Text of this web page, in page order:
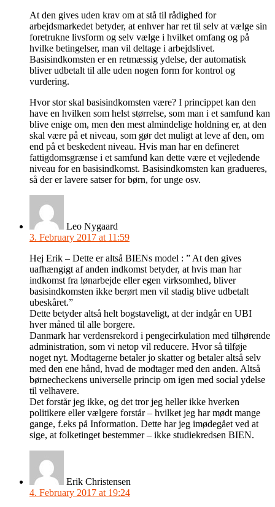
At den gives uden krav om at stå til rådighed for
arbejdsmarkedet betyder, at enhver har ret til selv at vælge sin
foretrukne livsform og selv vælge i hvilket omfang og på
hvilke betingelser, man vil deltage i arbejdslivet.
Basisindkomsten er en retmæssig ydelse, der automatisk
bliver udbetalt til alle uden nogen form for kontrol og
vurdering.
Hvor stor skal basisindkomsten være? I princippet kan den
have en hvilken som helst størrelse, som man i et samfund kan
blive enige om, men den mest almindelige holdning er, at den
skal være på et niveau, som gør det muligt at leve af den, om
end på et beskedent niveau. Hvis man har en defineret
fattigdomsgrænse i et samfund kan dette være et vejledende
niveau for en basisindkomst. Basisindkomsten kan gradueres,
så der er lavere satser for børn, for unge osv.
Leo Nygaard
3. February 2017 at 11:59
Hej Erik – Dette er altså BIENs model : ” At den gives
uafhængigt af anden indkomst betyder, at hvis man har
indkomst fra lønarbejde eller egen virksomhed, bliver
basisindkomsten ikke berørt men vil stadig blive udbetalt
ubeskåret.”
Dette betyder altså helt bogstaveligt, at der indgår en UBI
hver måned til alle borgere.
Danmark har verdensrekord i pengecirkulation med tilhørende
administration, som vi netop vil reducere. Hvor så tilføje
noget nyt. Modtagerne betaler jo skatter og betaler altså selv
med den ene hånd, hvad de modtager med den anden. Altså
børnecheckens universelle princip om igen med social ydelse
til velhavere.
Det forstår jeg ikke, og det tror jeg heller ikke hverken
politikere eller vælgere forstår – hvilket jeg har mødt mange
gange, f.eks på Information. Dette har jeg imødegået ved at
sige, at folketinget bestemmer – ikke studiekredsen BIEN.
Erik Christensen
4. February 2017 at 19:24